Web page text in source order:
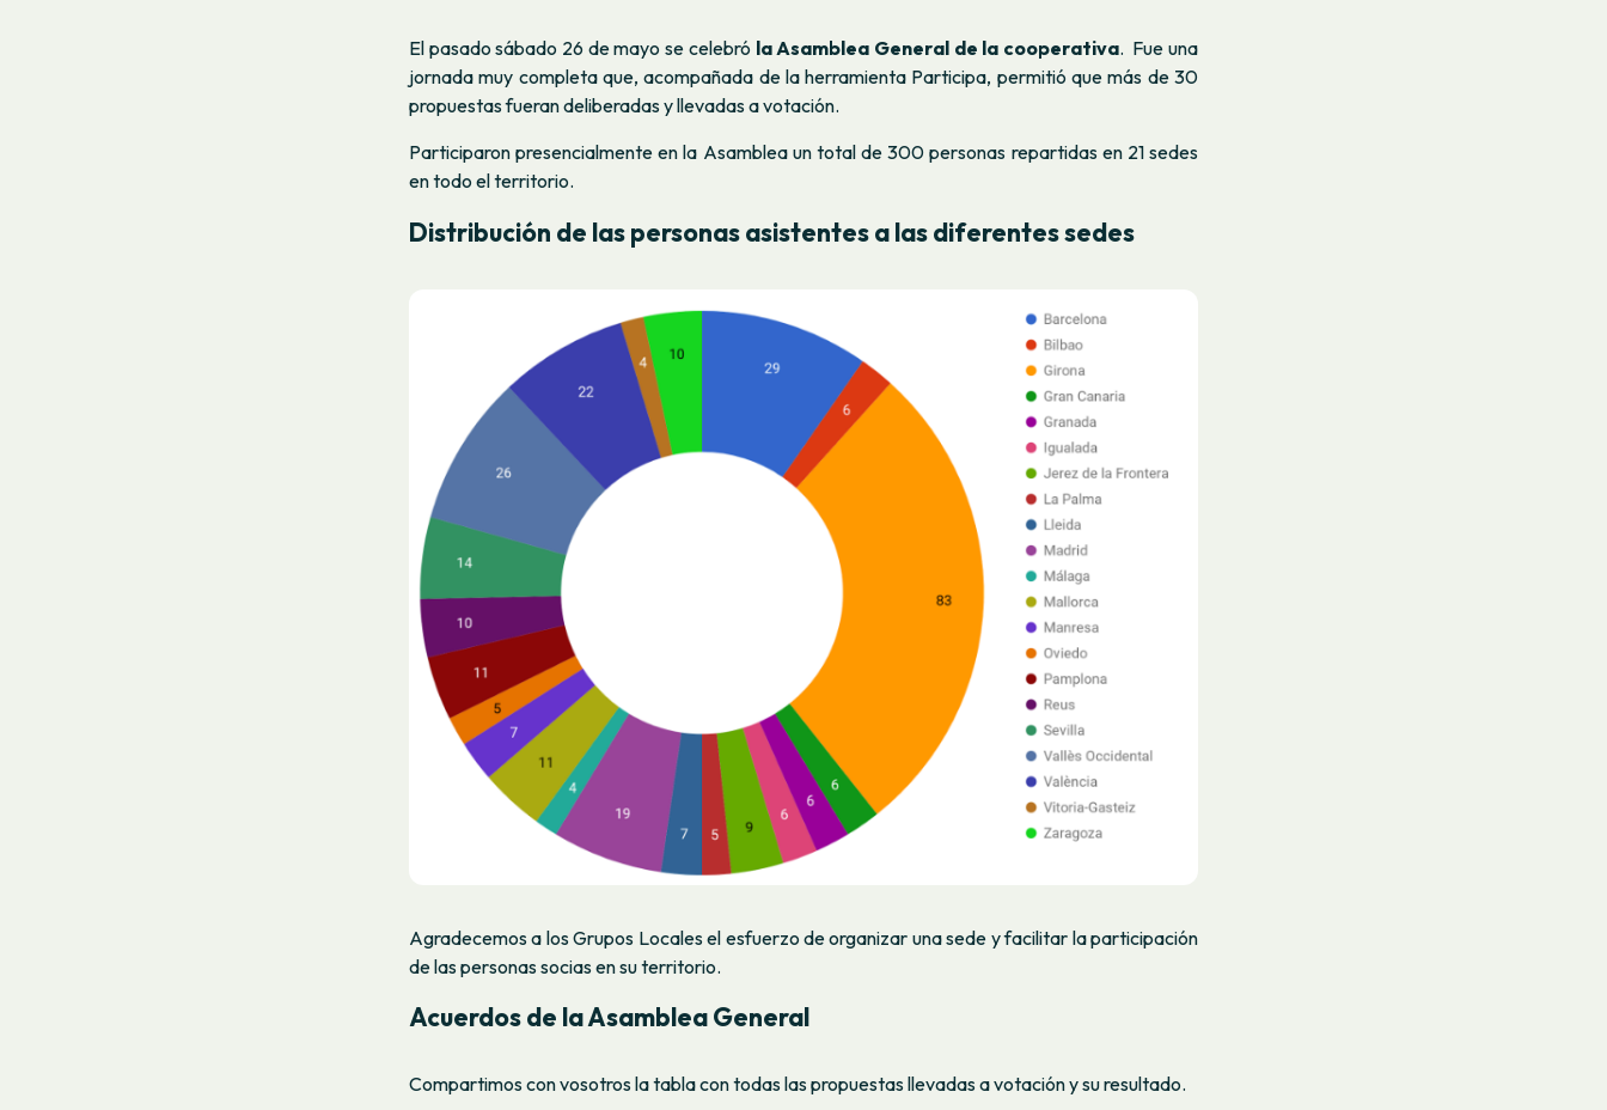
El pasado sábado 26 de mayo se celebró la Asamblea General de la cooperativa. Fue una
jornada muy completa que, acompañada de la herramienta Participa, permitió que más de 30
propuestas fueran deliberadas y llevadas a votación.
Participaron presencialmente en la Asamblea un total de 300 personas repartidas en 21 sedes
en todo el territorio.
Distribución de las personas asistentes a las diferentes sedes
Agradecemos a los Grupos Locales el esfuerzo de organizar una sede y facilitar la participación
de las personas socias en su territorio.
Acuerdos de la Asamblea General
Compartimos con vosotros la tabla con todas las propuestas llevadas a votación y su resultado.